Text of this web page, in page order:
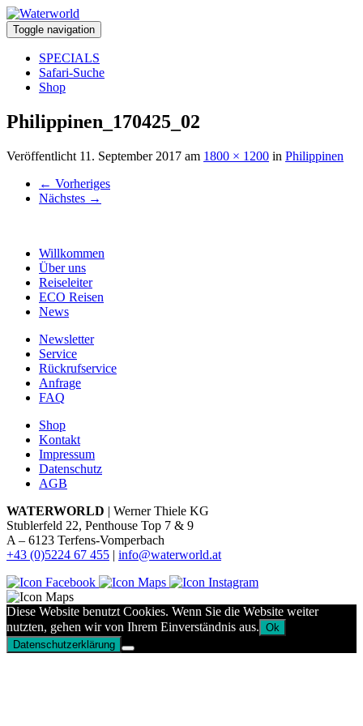
Toggle navigation
SPECIALS
Safari-Suche
Shop
Philippinen_170425_02
Veröffentlicht 11. September 2017 am 1800 × 1200 in Philippinen
← Vorheriges
Nächstes →
Willkommen
Über uns
Reiseleiter
ECO Reisen
News
Newsletter
Service
Rückrufservice
Anfrage
FAQ
Shop
Kontakt
Impressum
Datenschutz
AGB
WATERWORLD | Werner Thiele KG
Stublerfeld 22, Penthouse Top 7 & 9
A – 6123 Terfens-Vomperbach
+43 (0)5224 67 455 | info@waterworld.at
Diese Website benutzt Cookies. Wenn Sie die Website weiter
nutzten, gehen wir von Ihrem Einverständnis aus. Ok
Datenschutzerklärung